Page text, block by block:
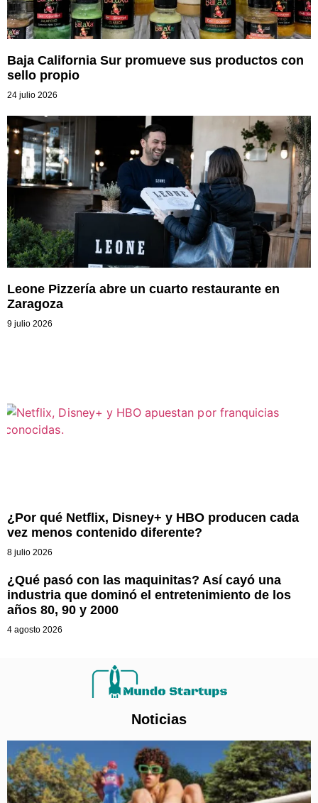
Baja California Sur promueve sus productos con
sello propio
24 julio 2026
Leone Pizzería abre un cuarto restaurante en
Zaragoza
9 julio 2026
¿Por qué Netflix, Disney+ y HBO producen cada
vez menos contenido diferente?
8 julio 2026
¿Qué pasó con las maquinitas? Así cayó una
industria que dominó el entretenimiento de los
años 80, 90 y 2000
4 agosto 2026
Noticias